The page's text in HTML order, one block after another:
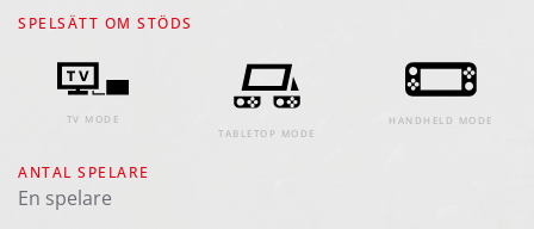
SPELSÄTT OM STÖDS
TV MODE
TABLETOP MODE
HANDHELD MODE
ANTAL SPELARE
En spelare